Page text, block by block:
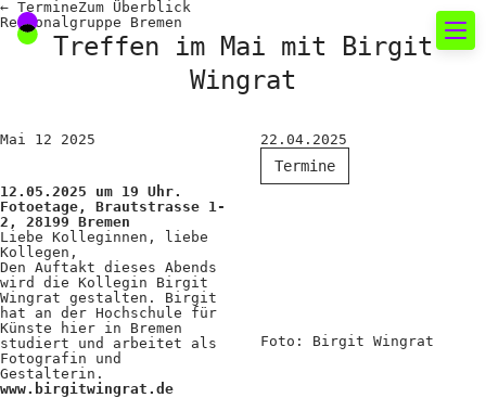
Neues rund um die
Fotografie
Das aktuelle Foto
News
Termine
FREELENS Galerie
Showcases
← TermineZum Überblick
Regionalgruppe Bremen
Treffen im Mai mit Birgit
Wingrat
Mai 12 2025 22.04.2025
Termine
12.05.2025 um 19 Uhr.
Fotoetage, Brautstrasse 1-
2, 28199 Bremen
Liebe Kolleginnen, liebe
Kollegen,
Den Auftakt dieses Abends
wird die Kollegin Birgit
Wingrat gestalten. Birgit
hat an der Hochschule für
Künste hier in Bremen
studiert und arbeitet als
Fotografin und
Gestalterin.
www.birgitwingrat.de
Foto: Birgit Wingrat